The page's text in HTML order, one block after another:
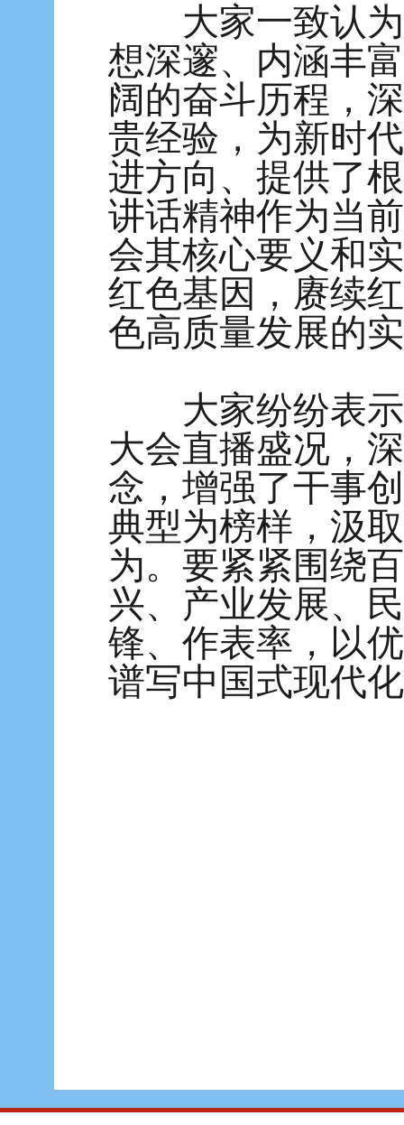
大家一致认为
想深邃、内涵丰
阔的奋斗历程，
贵经验，为新时
进方向、提供了
讲话精神作为当
会其核心要义和
红色基因，赓续
色高质量发展的
大家纷纷表示
大会直播盛况，
念，增强了干事
典型为榜样，汲
为。要紧紧围绕
兴、产业发展、
锋、作表率，以
谱写中国式现代